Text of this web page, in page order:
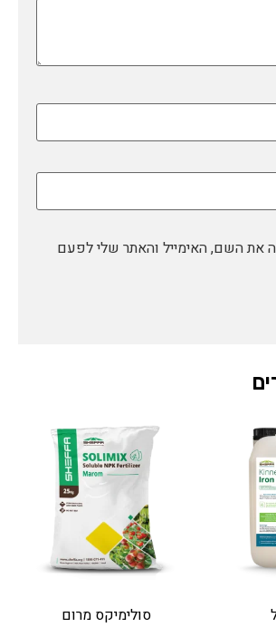
את השם, האימייל והאתר שלי לפעם
סולימיקס מרום